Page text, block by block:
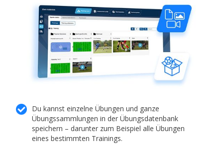
Du kannst einzelne Übungen und ganze
Übungssammlungen in der Übungsdatenbank
speichern – darunter zum Beispiel alle Übungen
eines bestimmten Trainings.